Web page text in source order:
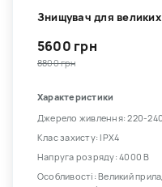
Знищувач для
5600 грн
8800 грн
Характеристики
Джерело живлення: 220-
Клас захисту: IPX4
Напруга розряду: 4000 В
Особливості: Великий